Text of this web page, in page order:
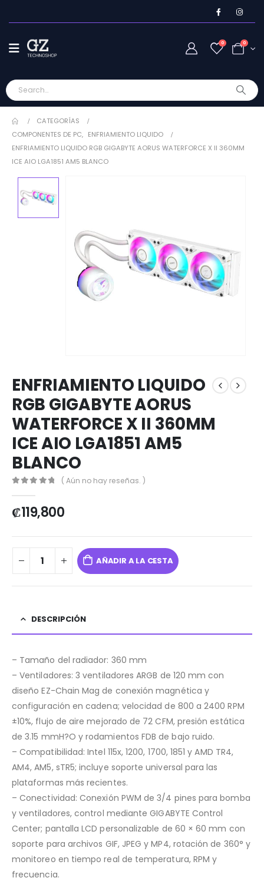
0 0
CATEGORÍAS
COMPONENTES DE PC, ENFRIAMIENTO LIQUIDO
ENFRIAMIENTO LIQUIDO RGB GIGABYTE AORUS WATERFORCE X II 360MM
ICE AIO LGA1851 AM5 BLANCO
ENFRIAMIENTO LIQUIDO
RGB GIGABYTE AORUS
WATERFORCE X II 360MM
ICE AIO LGA1851 AM5
BLANCO
( Aún no hay reseñas. )
₡119,800
AÑADIR A LA CESTA
DESCRIPCIÓN
– Tamaño del radiador: 360 mm
– Ventiladores: 3 ventiladores ARGB de 120 mm con
diseño EZ-Chain Mag de conexión magnética y
configuración en cadena; velocidad de 800 a 2400 RPM
±10%, flujo de aire mejorado de 72 CFM, presión estática
de 3.15 mmH?O y rodamientos FDB de bajo ruido.
– Compatibilidad: Intel 115x, 1200, 1700, 1851 y AMD TR4,
AM4, AM5, sTR5; incluye soporte universal para las
plataformas más recientes.
– Conectividad: Conexión PWM de 3/4 pines para bomba
y ventiladores, control mediante GIGABYTE Control
Center; pantalla LCD personalizable de 60 × 60 mm con
soporte para archivos GIF, JPEG y MP4, rotación de 360° y
monitoreo en tiempo real de temperatura, RPM y
frecuencia.